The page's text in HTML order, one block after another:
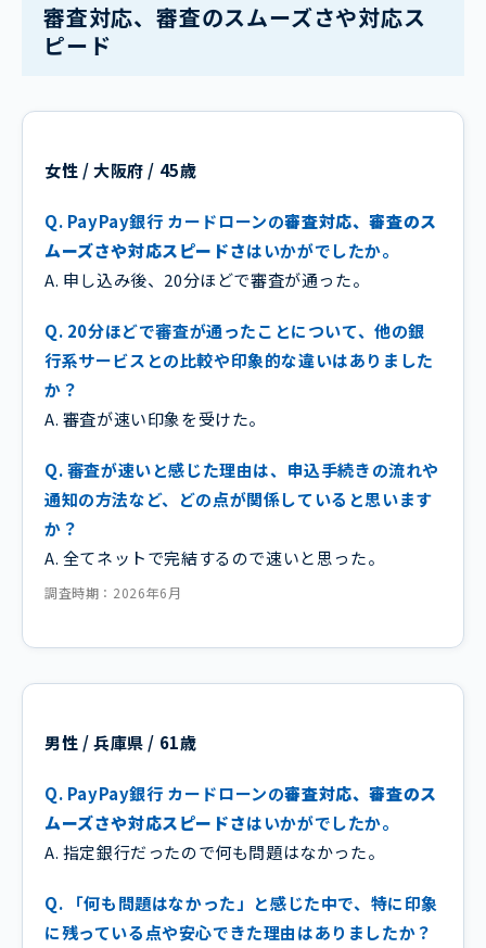
審査対応、審査のスムーズさや対応ス
ピード
女性 / 大阪府 / 45歳
Q. PayPay銀行 カードローンの審査対応、審査のス
ムーズさや対応スピードさはいかがでしたか。
A. 申し込み後、20分ほどで審査が通った。
Q. 20分ほどで審査が通ったことについて、他の銀
行系サービスとの比較や印象的な違いはありました
か？
A. 審査が速い印象を受けた。
Q. 審査が速いと感じた理由は、申込手続きの流れや
通知の方法など、どの点が関係していると思います
か？
A. 全てネットで完結するので速いと思った。
調査時期：2026年6月
男性 / 兵庫県 / 61歳
Q. PayPay銀行 カードローンの審査対応、審査のス
ムーズさや対応スピードさはいかがでしたか。
A. 指定銀行だったので何も問題はなかった。
Q. 「何も問題はなかった」と感じた中で、特に印象
に残っている点や安心できた理由はありましたか？